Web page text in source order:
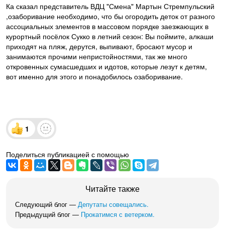
Ка сказал представитель ВДЦ "Смена" Мартын Стремпульский
,озаборивание необходимо, что бы огородить деток от разного
ассоциальных злементов в массовом порядке заезжающих в
курортный посёлок Сукко в летний сезон: Вы поймите, алкаши
приходят на пляж, дерутся, выпивают, бросают мусор и
занимаются прочими непристойностями, так же много
откровенных сумасшедших и идотов, которые лезут к детям,
вот именно для этого и понадобилось озаборивание.
1
Поделиться публикацией с помощью
Читайте также
Следующий блог — Депутаты совещались.
Предыдущий блог — Прокатимся с ветерком.